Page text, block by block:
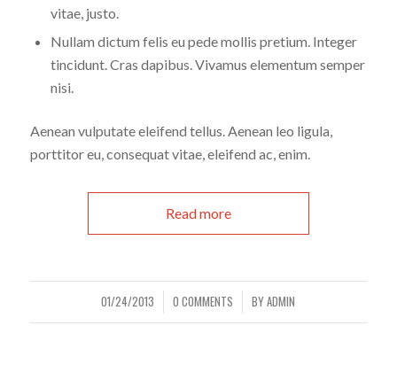
vitae, justo.
Nullam dictum felis eu pede mollis pretium. Integer
tincidunt. Cras dapibus. Vivamus elementum semper
nisi.
Aenean vulputate eleifend tellus. Aenean leo ligula,
porttitor eu, consequat vitae, eleifend ac, enim.
Read more
01/24/2013
/ 0 COMMENTS
/ BYADMIN